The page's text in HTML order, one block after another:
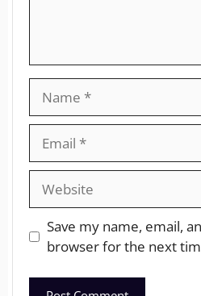
Save my name, email,
browser for the next